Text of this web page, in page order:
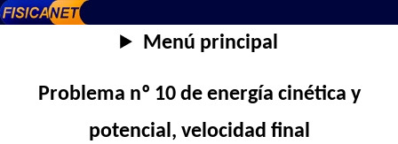
Menú principal
Problema nº 10 de energía cinética y
potencial, velocidad final